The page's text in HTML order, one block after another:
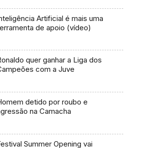
Artificial é mais uma
de apoio (vídeo)
quer ganhar a Liga dos
com a Juve
detido por roubo e
na Camacha
Summer Opening vai